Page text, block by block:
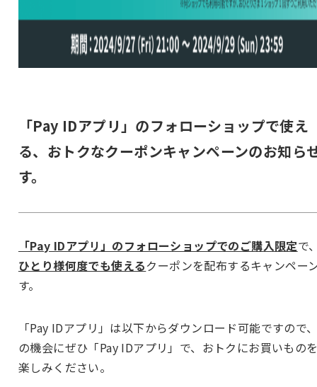
「Pay IDアプリ」のフォローショップで使え
る、おトクなクーポンキャンペーンのお知ら
す。
「Pay IDアプリ」のフォローショップでのご購入限定で
ひとり様何度でも使えるクーポンを配布するキャンペー
す。
「Pay IDアプリ」は以下からダウンロード可能ですので
の機会にぜひ「Pay IDアプリ」で、おトクにお買いもの
楽しみください。